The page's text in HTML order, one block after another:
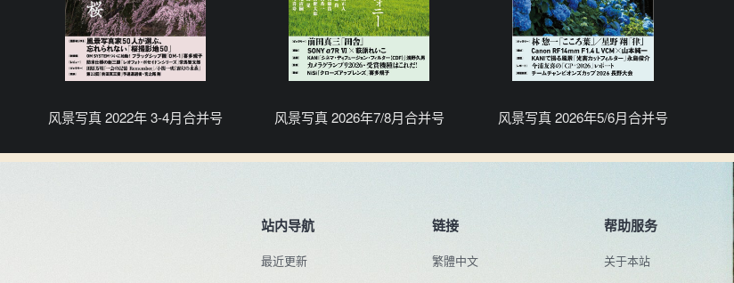
风景写真 2022年 3-4月合并号 风景写真 2026年7/8月合并号 风景写真 2026年5/6月合并号
站内导航
最近更新
链接
繁體中文
帮助服务
关于本站